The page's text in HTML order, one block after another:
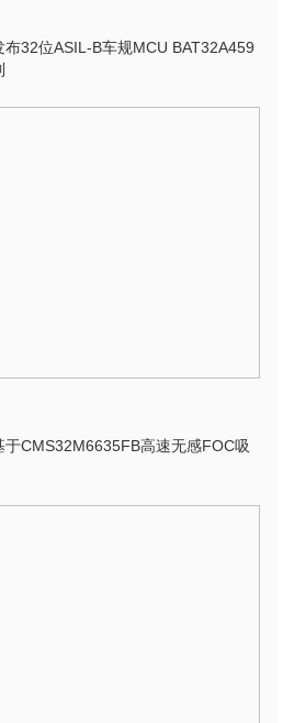
布32位ASIL-B车规MCU BAT32A459
于CMS32M6635FB高速无感FOC吸